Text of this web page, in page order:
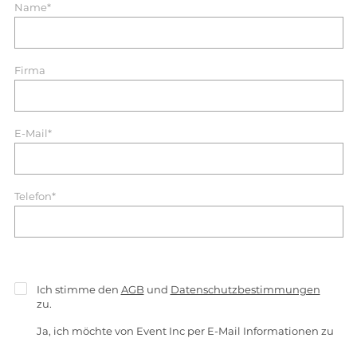
Name*
Firma
E-Mail*
Telefon*
Ich stimme den AGB und Datenschutzbestimmungen
zu.
Ja, ich möchte von Event Inc per E-Mail Informationen zu